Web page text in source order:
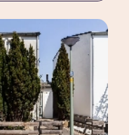
bod of om in
geen
informatie.